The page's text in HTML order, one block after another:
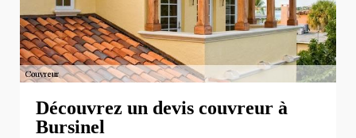
Découvrez un devis couvreur à
Bursinel